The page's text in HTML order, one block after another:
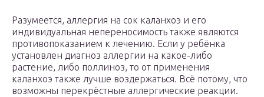
Разумеется, аллергия на сок каланхоэ и его
индивидуальная непереносимость также являются
противопоказанием к лечению. Если у ребёнка
установлен диагноз аллергии на какое-либо
растение, либо поллиноз, то от применения
каланхоэ также лучше воздержаться. Всё потому, что
возможны перекрёстные аллергические реакции.